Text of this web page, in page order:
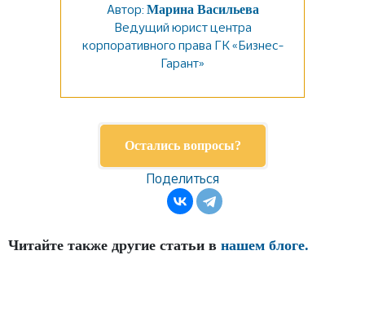
Автор: Марина Васильева
Ведущий юрист центра
корпоративного права ГК «Бизнес-
Гарант»
Остались вопросы?
Поделиться
Читайте также другие статьи в нашем блоге.